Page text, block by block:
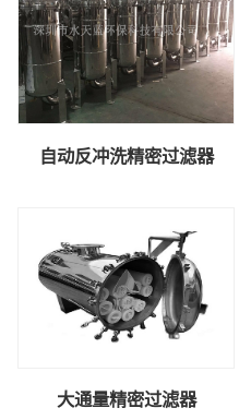
自动反冲洗精密过滤器
大通量精密过滤器